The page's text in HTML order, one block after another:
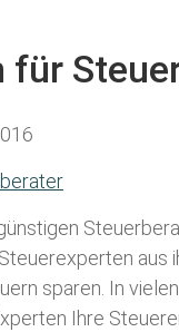
aus
sparen. In
Ihre